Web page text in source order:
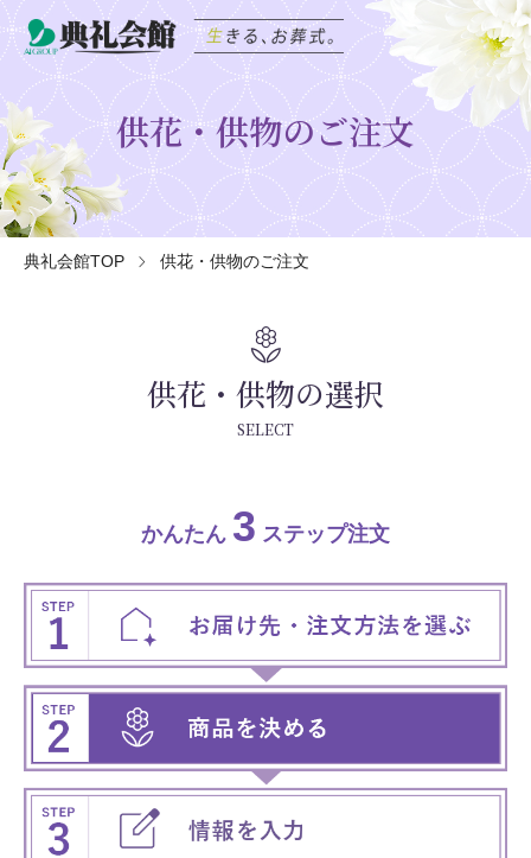
供花・供物のご注文
典礼会館TOP 供花・供物のご注文
local_florist
供花・供物の選択
SELECT
かんたん 3 ステップ注文